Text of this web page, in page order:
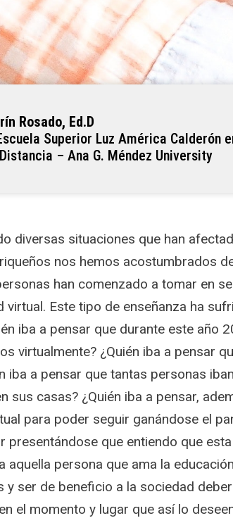
Rosado, Ed.D
Superior Luz América Calderón
– Ana G. Méndez University
diversas situaciones que han
nos hemos acostumbrados
han comenzado a tomar en
Este tipo de enseñanza ha
iba a pensar que durante este año
virtualmente? ¿Quién iba a pensar
iba a pensar que tantas personas
sus casas? ¿Quién iba a pensar,
para poder seguir ganándose el
presentándose que entiendo que esta
aquella persona que ama la
ser de beneficio a la sociedad
el momento y lugar que así lo